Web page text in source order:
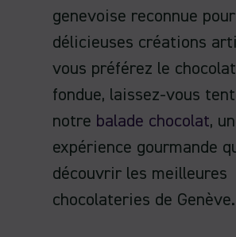
genevoise reconnue
délicieuses créations
vous préférez le
fondue, laissez-vous
notre balade chocolat,
expérience gourmande
découvrir les meilleures
chocolateries de Genève.